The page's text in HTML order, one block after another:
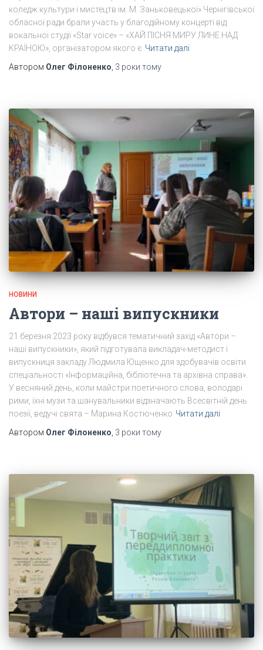
коледж культури і мистецтв ім. М. Заньковецької» Чернігівської
обласної ради брали участь у благодійному концерті від
вокальної студії «Star voice» – «ХАЙ ПІСНЯ МИРУ ЛИНЕ НАД
КРАЇНОЮ», організатором якого є Читати далі
Автором Олег Філоненко 3 роки тому
НОВИНИ
Автори – наші випускники
21 березня 2023 року відбувся тематичний захід «Автори –
наші випускники», який підготувала викладач-методист і
випускниця закладу Людмила Ющенко для здобувачів освіти
спеціальності «Інформаційна, бібліотечна та архівна справа».
У весняний день, коли майстри поетичного слова, володарі
рими, їхні музи та шанувальники відзначають Всесвітній день
поезії, ведучі свята – Марина Костюченко Читати далі
Автором Олег Філоненко, 3 роки тому